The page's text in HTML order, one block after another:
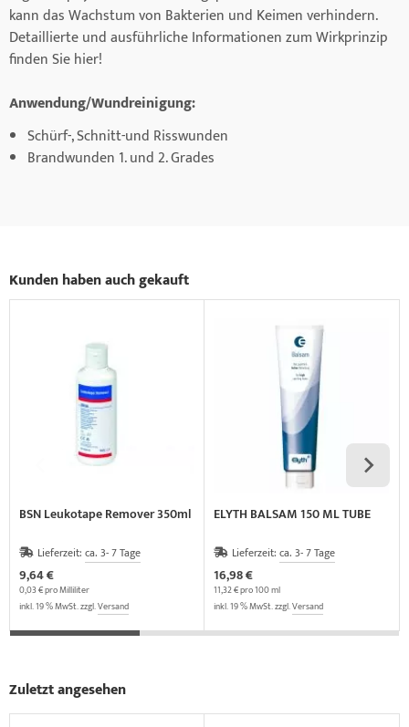
kann das Wachstum von Bakterien und Keimen verhindern.
Detaillierte und ausführliche Informationen zum Wirkprinzip
finden Sie hier!
Anwendung/Wundreinigung:
Schürf-, Schnitt-und Risswunden
Brandwunden 1. und 2. Grades
Kunden haben auch gekauft
BSN Leukotape Remover 350ml
Lieferzeit: ca. 3- 7 Tage
9,64 €
0,03 € pro Milliliter
inkl. 19 % MwSt. zzgl.Versand
ELYTH BALSAM 150 ML TUBE
Lieferzeit: ca. 3- 7 Tage
16,98 €
11,32 € pro 100 ml
inkl. 19 % MwSt. zzgl.Versand
Zuletzt angesehen